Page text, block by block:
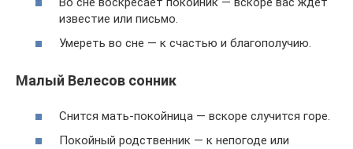
известие или письмо.
Умереть во сне — к счастью и благополучию.
Малый Велесов сонник
Снится мать-покойница — вскоре случится горе.
Покойный родственник — к непогоде или